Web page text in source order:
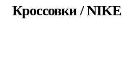
Кроссовки/NIKE